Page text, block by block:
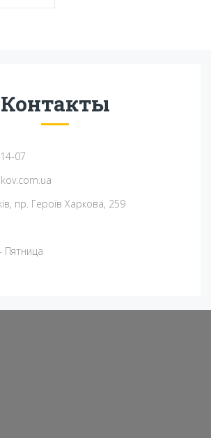
Контакты
07
пр. Героїв Харкова, 259
Пятница